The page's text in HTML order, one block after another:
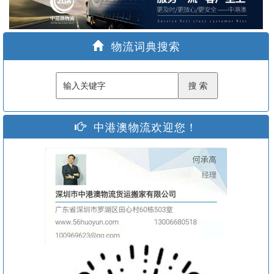
物流词典搜索
中港澳物流欢迎您！